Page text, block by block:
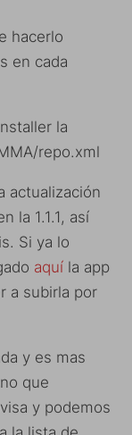
hacerlo
en cada
la
repo.xml
actualización
la 1.1.1, así
Si ya lo
aquí la app
a subirla por
y es mas
que
y podemos